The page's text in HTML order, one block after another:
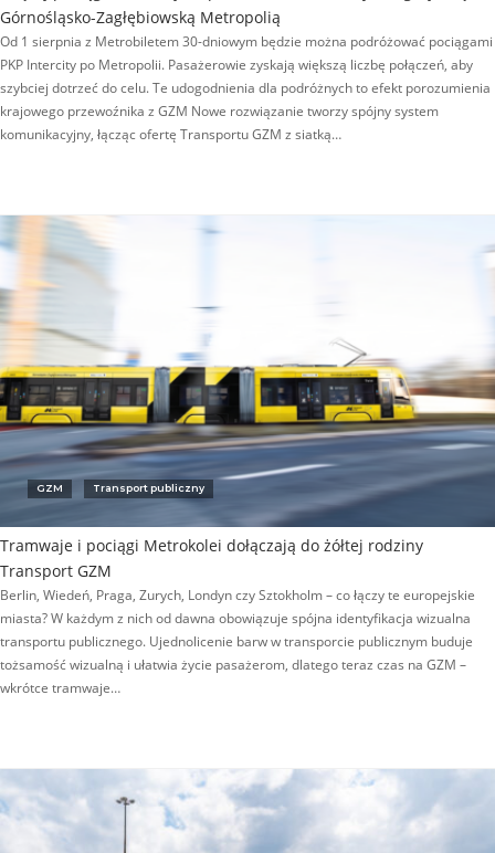
Górnośląsko-Zagłębiowską Metropolią
Od 1 sierpnia z Metrobiletem 30-dniowym będzie można podróżować pociągami
PKP Intercity po Metropolii. Pasażerowie zyskają większą liczbę połączeń, aby
szybciej dotrzeć do celu. Te udogodnienia dla podróżnych to efekt porozumienia
krajowego przewoźnika z GZM Nowe rozwiązanie tworzy spójny system
komunikacyjny, łącząc ofertę Transportu GZM z siatką…
GZM Transport publiczny
Tramwaje i pociągi Metrokolei dołączają do żółtej rodziny
Transport GZM
Berlin, Wiedeń, Praga, Zurych, Londyn czy Sztokholm – co łączy te europejskie
miasta? W każdym z nich od dawna obowiązuje spójna identyfikacja wizualna
transportu publicznego. Ujednolicenie barw w transporcie publicznym buduje
tożsamość wizualną i ułatwia życie pasażerom, dlatego teraz czas na GZM –
wkrótce tramwaje…